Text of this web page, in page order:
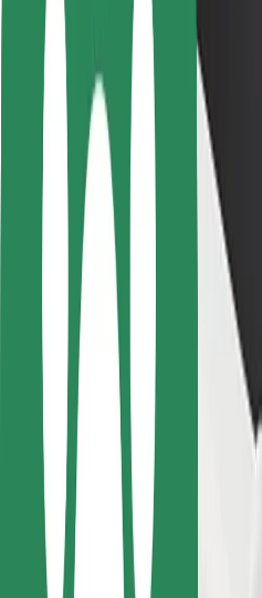
Chaufførsikkerhed
Sikkerhed på el-løbehjul
Sikkerhedscenter
Byer
Placeringer
Byløsninger
Lufthavne
Bolt-ladestationer
Kundeservice
For passagerer
For chauffører
For leveringspersoner
Bolt Food
For flådeejere
For restauranter